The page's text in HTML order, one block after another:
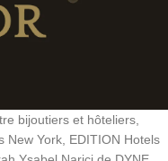
bijoutiers et hôteliers,
New York, EDITION Hotels